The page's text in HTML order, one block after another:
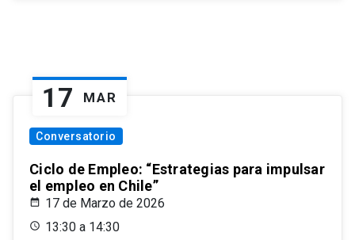
17 MAR
Conversatorio
Ciclo de Empleo: “Estrategias para impulsar
el empleo en Chile”
17 de Marzo de 2026
13:30 a 14:30